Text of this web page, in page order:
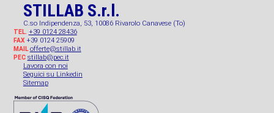
STILLAB S.r.l.
C.so Indipendenza, 53, 10086 Rivarolo Canavese (To)
TEL. +39 0124 28436
FAX+39 0124 25909
MAIL offerte@stillab.it
PEC stillab@pec.it
Lavora con noi
Seguici su Linkedin
Sitemap